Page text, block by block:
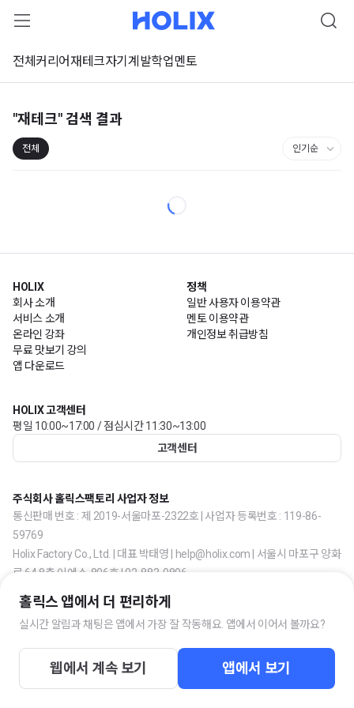
전체 커리어재테크자기계발학업멘토
"재테크" 검색 결과
전체
HOLIX
회사 소개
서비스 소개
온라인 강좌
무료 맛보기 강의
앱 다운로드
정책
일반 사용자 이용약관
멘토 이용약관
개인정보 취급방침
HOLIX 고객센터
평일 10:00~17:00 / 점심시간 11:30~13:00
고객센터
주식회사 홀릭스팩토리 사업자 정보
통신판매 번호 : 제 2019-서울마포-2322호 | 사업자 등록번호 : 119-86-
59769
Holix Factory Co., Ltd. | 대표 박태영 | help@holix.com | 서울시 마포구 양화
로 64 8층 이에스-806호 | 02-883-0806
홀릭스 앱에서 더 편리하게
실시간 알림과 채팅은 앱에서 가장 잘 작동해요. 앱에서 이어서 볼까요?
웹에서 계속 보기 앱에서 보기